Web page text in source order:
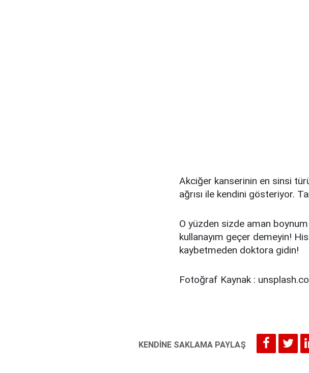
Akciğer kanserinin en sinsi
ağrısı ile kendini gösteriyor.
O yüzden sizde aman
kullanayım geçer demeyin!
kaybetmeden doktora gidin!
Fotoğraf Kaynak :